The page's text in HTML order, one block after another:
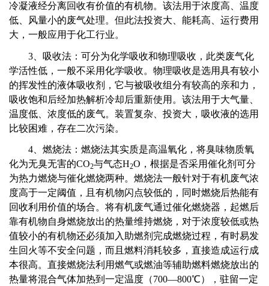
冷凝液经分离回收有价值的有机物。该法用于浓度高、温度
低、风量小的废气处理。但此法投资大、能耗高、运行费用
大，一般应用于化工行业。
3 、吸收法：可分为化学吸收和物理吸收，此类废气化
学活性低，一般不采用化学吸收。物理吸收是选用具有较小
的挥发性的液体吸收剂，它与被吸收组分有较高的亲和力，
吸收饱和后经加热解析冷却后重新使用。该法用于大气量、
温度低、浓度低的废气。装置复杂、投资大，吸收液的选用
比较困难，存在二次污染。
4 、燃烧法：燃烧法其实质是高温氧化，将臭味物质氧
化为无臭无害的CO2与气态H2O，根据是否采用催化剂可分
为热力燃烧与催化燃烧两种。燃烧法一般针对于有机废气浓
度高于一定阈值，且有机物闪点较低的，同时燃烧后热能有
回收利用价值的场合。将有机废气通过催化燃烧器，起燃后
靠有机物自身燃烧放出的热量维持燃烧，对于浓度较低或热
值较小的有机物还必须加入助燃剂完成燃烧过程，有时易发
生回火等不安全问题，而且燃料消耗较多，直接造成运行成
本很高。直接燃烧法利用燃气或燃油等辅助燃料燃烧放出的
热量将混合气体加热到一定温度（700—800℃），驻留一定